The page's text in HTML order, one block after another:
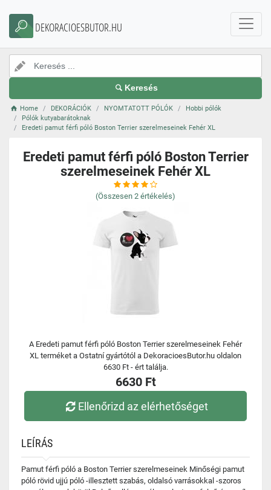
DEKORACIOESBUTOR.HU
Keresés
Home DEKORÁCIÓK NYOMTATOTT PÓLÓK
Hobbi pólók
Pólók kutyabarátoknak
Eredeti pamut férfi póló Boston Terrier szerelmeseinek Fehér XL
Eredeti pamut férfi póló Boston Terrier
szerelmeseinek Fehér XL
(Összesen 2 értékelés)
A Eredeti pamut férfi póló Boston Terrier szerelmeseinek Fehér
XL terméket a Ostatní gyártótól a DekoracioesButor.hu oldalon
6630 Ft - ért találja.
6630 Ft
Ellenőrizd az elérhetőséget
LEÍRÁS
Pamut férfi póló a Boston Terrier szerelmeseinek Minőségi pamut
póló rövid ujjú póló -illesztett szabás, oldalsó varrásokkal -szoros